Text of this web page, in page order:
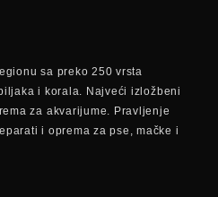
sa preko 250 vrsta
i korala. Najveći izložbeni
za akvarijume. Pravljenje
i oprema za pse, mačke i